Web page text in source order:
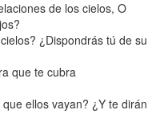
de los cielos, O
¿Dispondrás tú de su
que te cubra
ellos vayan? ¿Y te dirán